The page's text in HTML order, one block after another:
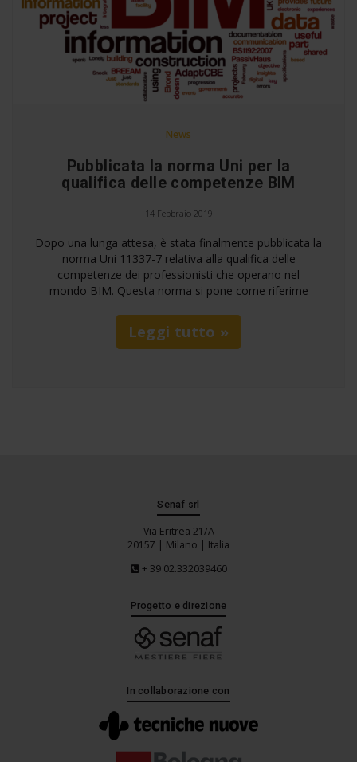
News
Pubblicata la norma Uni per la
qualifica delle competenze BIM
14 Febbraio 2019
Dopo una lunga attesa, è stata finalmente pubblicata la
norma Uni 11337-7 relativa alla qualifica delle
competenze dei professionisti che operano nel
mondo BIM. Questa norma si pone come riferime
Leggi tutto »
Senaf srl
Via Eritrea 21/A
20157 | Milano | Italia
+ 39 02.332039460
Progetto e direzione
In collaborazione con